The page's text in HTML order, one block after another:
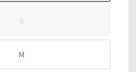
S
M